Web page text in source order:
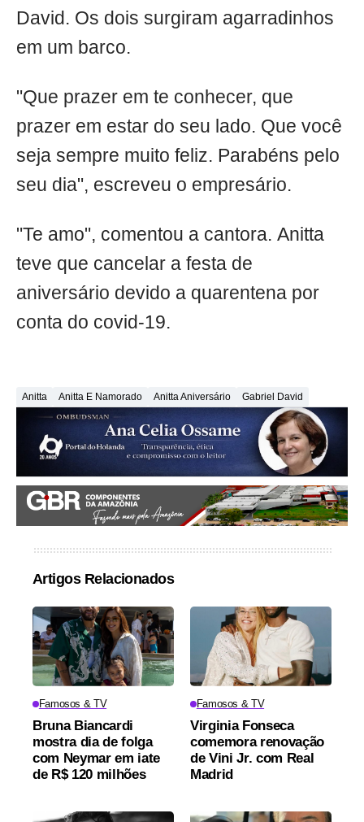
David. Os dois surgiram agarradinhos
em um barco.
"Que prazer em te conhecer, que
prazer em estar do seu lado. Que você
seja sempre muito feliz. Parabéns pelo
seu dia", escreveu o empresário.
"Te amo", comentou a cantora. Anitta
teve que cancelar a festa de
aniversário devido a quarentena por
conta do covid-19.
Anitta Anitta E Namorado Anitta Aniversário Gabriel David
Artigos Relacionados
Famosos & TV
Bruna Biancardi
mostra dia de folga
com Neymar em iate
de R$ 120 milhões
Famosos & TV
Virginia Fonseca
comemora renovação
de Vini Jr. com Real
Madrid